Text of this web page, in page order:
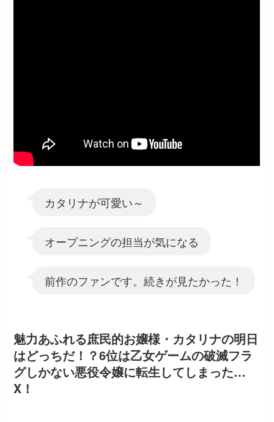
カタリナが可愛い～
オープニングの担当が気になる
前作のファンです。続きが見たかった！
魅力あふれる庶民的お嬢様・カタリナの明日
はどっちだ！？6位は乙女ゲームの破滅フラ
グしかない悪役令嬢に転生してしまった…
X！